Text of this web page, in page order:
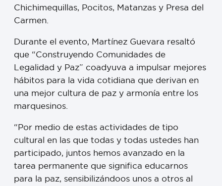
Chichimequillas, Pocitos, Matanzas y Presa del
Carmen.
Durante el evento, Martínez Guevara resaltó
que “Construyendo Comunidades de
Legalidad y Paz” coadyuva a impulsar mejores
hábitos para la vida cotidiana que derivan en
una mejor cultura de paz y armonía entre los
marquesinos.
“Por medio de estas actividades de tipo
cultural en las que todas y todas ustedes han
participado, juntos hemos avanzado en la
tarea permanente que significa educarnos
para la paz, sensibilizándoos unos a otros al